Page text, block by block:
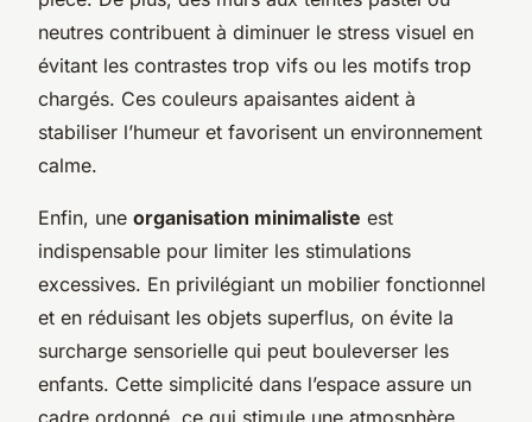
neutres contribuent à diminuer le stress visuel en
évitant les contrastes trop vifs ou les motifs trop
chargés. Ces couleurs apaisantes aident à
stabiliser l’humeur et favorisent un environnement
calme.
Enfin, une organisation minimaliste est
indispensable pour limiter les stimulations
excessives. En privilégiant un mobilier fonctionnel
et en réduisant les objets superflus, on évite la
surcharge sensorielle qui peut bouleverser les
enfants. Cette simplicité dans l’espace assure un
cadre ordonné, ce qui stimule une atmosphère